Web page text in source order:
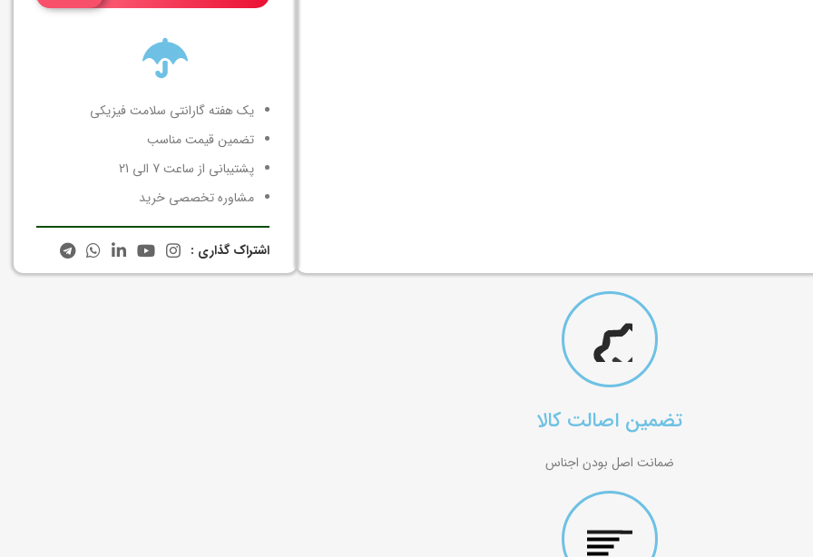
یک هفته گارانتی سلامت فیزیکی
تضمین قیمت مناسب
پشتیبانی از ساعت 7 الی 21
مشاوره تخصصی خرید
اشتراک گذاری :
تضمین اصالت کالا
ضمانت اصل بودن اجناس